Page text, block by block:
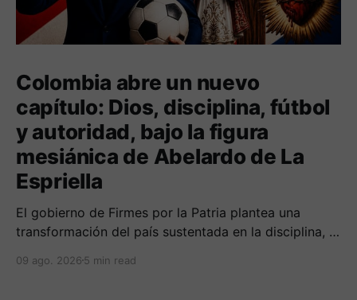
Colombia abre un nuevo
capítulo: Dios, disciplina, fútbol
y autoridad, bajo la figura
mesiánica de Abelardo de La
Espriella
El gobierno de Firmes por la Patria plantea una
transformación del país sustentada en la disciplina, el
una mayor presencia de los uniformados en el
09 ago. 2026 5 min read